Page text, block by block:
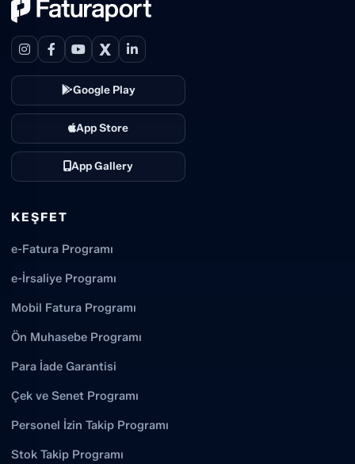
X
Google Play
App Store
App Gallery
KEŞFET
e-Fatura Programı
e-İrsaliye Programı
Mobil Fatura Programı
Ön Muhasebe Programı
Para İade Garantisi
Çek ve Senet Programı
Personel İzin Takip Programı
Stok Takip Programı